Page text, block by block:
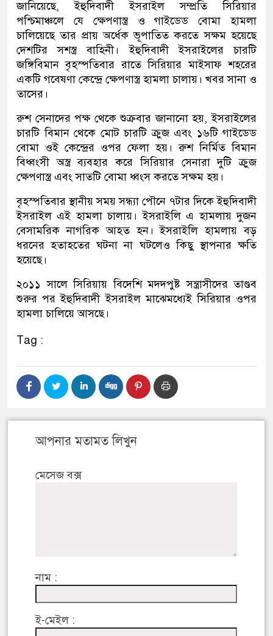
জানিয়েছে, ইহুদিবাদী ইসরাইল সম্প্রতি সিরিয়ার
পশ্চিমাঞ্চলে যে ক্ষেপণাস্ত্র ও গাইডেড বোমা হামলা
চালিয়েছে তার প্রায় অর্ধেক ভূপাতিত করতে সক্ষম হয়েছে
দেশটির সশস্ত্র বাহিনী। ইহুদিবাদী ইসরাইলের চারটি
জঙ্গিবিমান বৃহস্পতিবার রাতে সিরিয়ার মাইসাফ শহরের
একটি গবেষণা কেন্দ্রে ক্ষেপণাস্ত্র হামলা চালায়। খবর সানা ও
তাসের।
রুশ সেনাদের পক্ষ থেকে শুক্রবার জানানো হয়, ইসরাইলের
চারটি বিমান থেকে মোট চারটি ক্রুজ এবং ১৬টি গাইডেড
বোমা ওই কেন্দ্রের ওপর ফেলা হয়। রুশ নির্মিত বিমান
বিধ্বংসী অস্ত্র ব্যবহার করে সিরিয়ার সেনারা দুটি ক্রুজ
ক্ষেপণাস্ত্র এবং সাতটি বোমা ধ্বংস করতে সক্ষম হয়।
বৃহস্পতিবার স্থানীয় সময় সন্ধ্যা পৌনে ৭টার দিকে ইহুদিবাদী
ইসরাইল এই হামলা চালায়। ইসরাইলি এ হামলায় দুজন
বেসামরিক নাগরিক আহত হন। ইসরাইলি হামলায় বড়
ধরনের হতাহতের ঘটনা না ঘটলেও কিছু স্থাপনার ক্ষতি
হয়েছে।
২০১১ সালে সিরিয়ায় বিদেশি মদদপুষ্ট সন্ত্রাসীদের তাণ্ডব
শুরুর পর ইহুদিবাদী ইসরাইল মাঝেমধ্যেই সিরিয়ার ওপর
হামলা চালিয়ে আসছে।
Tag :
আপনার মতামত লিখুন
মেসেজ বক্স
নাম :
ই-মেইল :